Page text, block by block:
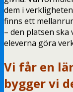
dem i
finns ett
– den platsen ska
eleverna göra
Vi får en
bygger vi